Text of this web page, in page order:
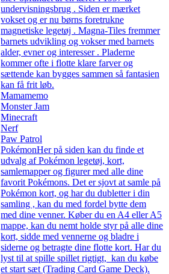
undervisningsbrug . Siden er mærket
vokset og er nu børns foretrukne
magnetiske legetøj . Magna-Tiles fremmer
barnets udvikling og vokser med barnets
alder, evner og interesser . Pladerne
kommer ofte i flotte klare farver og
sættende kan bygges sammen så fantasien
kan få frit løb.
Mamamemo
Monster Jam
Minecraft
Nerf
Paw Patrol
PokémonHer på siden kan du finde et
udvalg af Pokémon legetøj, kort,
samlemapper og figurer med alle dine
favorit Pokémons. Det er sjovt at samle på
Pokémon kort, og har du dubletter i din
samling , kan du med fordel bytte dem
med dine venner. Køber du en A4 eller A5
mappe, kan du nemt holde styr på alle dine
kort, sidde med vennerne og bladre i
siderne og betragte dine flotte kort. Har du
lyst til at spille spillet rigtigt, kan du købe
et start sæt (Trading Card Game Deck).